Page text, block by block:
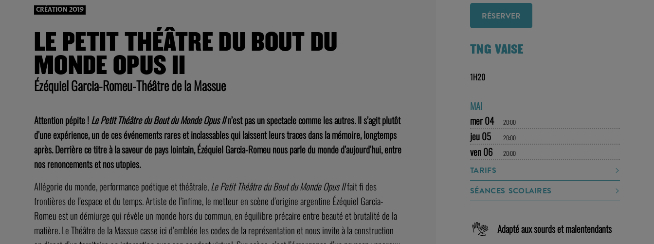
CRÉATION 2019
LE PETIT THÉÂTRE DU BOUT DU
MONDE OPUS II
Ézéquiel Garcia-Romeu-Théâtre de la Massue
Attention pépite !Le Petit Théâtre du Bout du Monde Opus IIn’est pas un spectacle comme les autres. Il s’agit plutôt
d’une expérience, un de ces événements rares et inclassables qui laissent leurs traces dans la mémoire, longtemps
après. Derrière ce titre à la saveur de pays lointain, Ézéquiel Garcia-Romeu nous parle du monde d’aujourd’hui, entre
nos renoncements et nos utopies.
Allégorie du monde, performance poétique et théâtrale,Le Petit Théâtre du Bout du Monde Opus IIfait fi des
frontières de l’espace et du temps. Artiste de l’infime, le metteur en scène d’origine argentine Ézéquiel Garcia-
Romeu est un démiurge qui révèle un monde hors du commun, en équilibre précaire entre beauté et brutalité de la
matière. Le Théâtre de la Massue casse ici d’emblée les codes de la représentation et nous invite à la construction
RÉSERVER
TNG VAISE
1H20
MAI
mer 04
20:00
jeu 05 20:00
ven 06 20:00
TARIFS
SÉANCES SCOLAIRES
Adapté aux sourds et malentendants